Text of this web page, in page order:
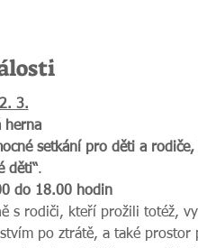
3.
herna
setkání pro děti a
děti‘‘.
do 18.00 hodin
s rodiči, kteří prožili totéž,
po ztrátě, a také